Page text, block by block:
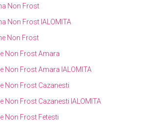
Non Frost
Non Frost IALOMITA
Non Frost
Non Frost Amara
Non Frost Amara IALOMITA
Non Frost Cazanesti
Non Frost Cazanesti IALOMITA
Non Frost Fetesti